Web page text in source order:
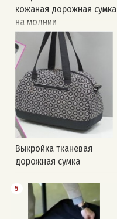
кожаная дорожная сумка
на молнии
Выкройка тканевая
дорожная сумка
5